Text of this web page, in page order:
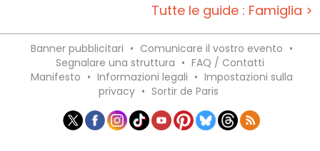
Tutte le guide : Famiglia >
Banner pubblicitari • Comunicare il vostro evento •
Segnalare una struttura • FAQ / Contatti
Manifesto • Informazioni legali • Impostazioni sulla
privacy • Sortir de Paris